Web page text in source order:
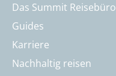
Das Summit Reisebüro
Guides
Karriere
Nachhaltig reisen